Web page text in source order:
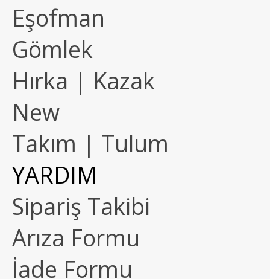
Eşofman
Gömlek
Hırka | Kazak
New
Takım | Tulum
YARDIM
Sipariş Takibi
Arıza Formu
İade Formu